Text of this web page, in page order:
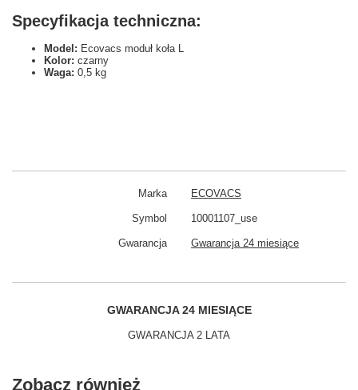
Specyfikacja techniczna:
Model: Ecovacs moduł koła L
Kolor: czarny
Waga: 0,5 kg
Marka ECOVACS
Symbol 10001107_use
Gwarancja Gwarancja 24 miesiące
GWARANCJA 24 MIESIĄCE
GWARANCJA 2 LATA
Zobacz również